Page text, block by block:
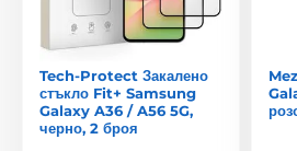
Tech-Protect Закалено
стъкло Fit+ Samsung
Galaxy A36 / A56 5G,
черно, 2 броя